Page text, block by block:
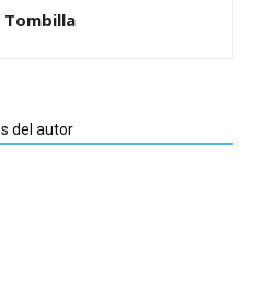
Tombilla
del autor